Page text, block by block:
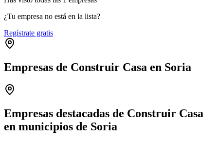
¿Tu empresa no está en la lista?
Regístrate gratis
Empresas de Construir Casa en Soria
−
Empresas destacadas de Construir Casa
en municipios de Soria